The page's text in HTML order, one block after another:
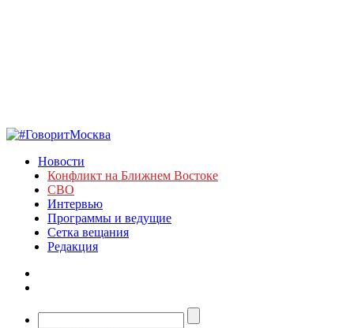
Новости
Конфликт на Ближнем Востоке
СВО
Интервью
Программы и ведущие
Сетка вещания
Редакция